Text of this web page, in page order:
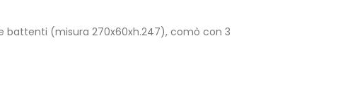
battenti (misura 270x60xh.247), comò con 3